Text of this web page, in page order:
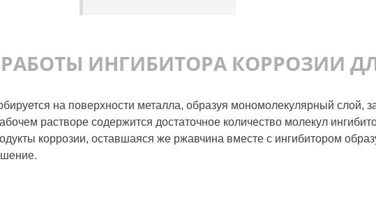
ИНГИБИТОРА КОРРОЗИИ
на поверхности металла, образуя мономолекулярный
растворе содержится достаточное количество молекул
коррозии, оставшаяся же ржавчина вместе с ингибитором